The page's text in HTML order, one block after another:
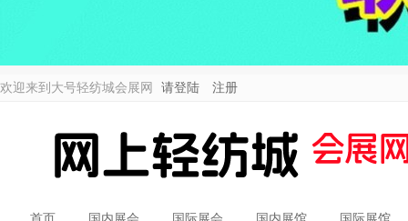
欢迎来到大号轻纺城会展网 请登陆 注册